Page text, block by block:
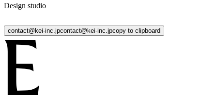
Design studio
contact@kei-inc.jpcontact@ kei-inc jpcopy to clipboard